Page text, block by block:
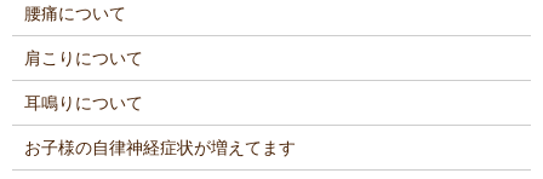
腰痛について
肩こりについて
耳鳴りについて
お子様の自律神経症状が増えてます